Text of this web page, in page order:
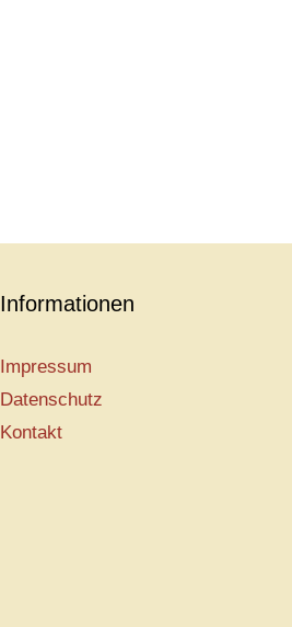
Informationen
Impressum
Datenschutz
Kontakt